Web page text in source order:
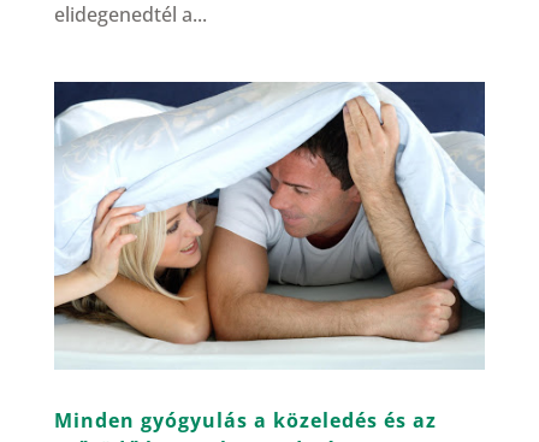
elidegenedtél a...
Minden gyógyulás a közeledés és az